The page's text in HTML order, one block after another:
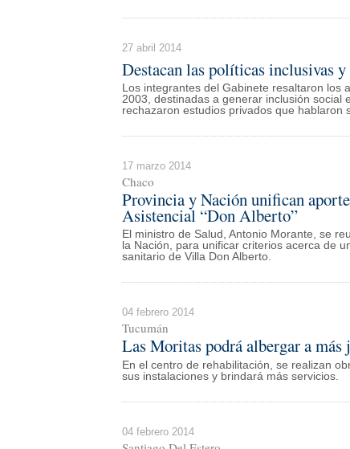
27 abril 2014
Destacan las políticas inclusivas
Los integrantes del Gabinete resaltaron los
2003, destinadas a generar inclusión social
rechazaron estudios privados que hablaron
17 marzo 2014
Chaco
Provincia y Nación unifican
Asistencial “Don Alberto”
El ministro de Salud, Antonio Morante, se
la Nación, para unificar criterios acerca de
sanitario de Villa Don Alberto.
04 febrero 2014
Tucumán
Las Moritas podrá albergar a más
En el centro de rehabilitación, se realizan
sus instalaciones y brindará más servicios.
04 febrero 2014